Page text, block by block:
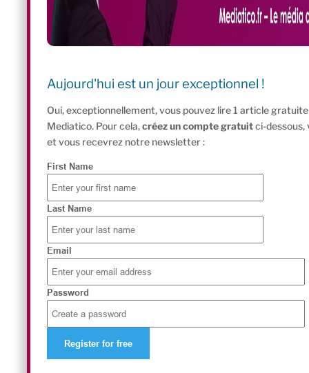
Aujourd'hui est un jour exceptionnel !
Oui, exceptionnellement, vous pouvez lire 1 article
Mediatico. Pour cela,créez un compte gratuitci-dessous,
et vous recevrez notre newsletter :
First Name
Last Name
Email
Password